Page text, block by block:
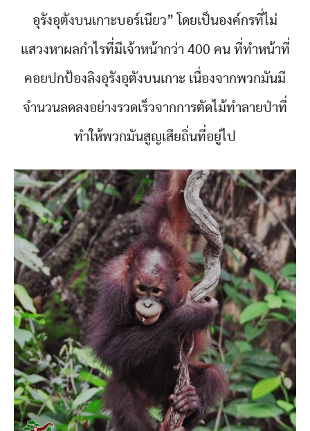
อุรังอุตังบนเกาะบอร์เนียว” โดยเป็นองค์กรที่ไม่
แสวงหาผลกำไรที่มีเจ้าหน้ากว่า 400 คน ที่ทำหน้าที่
คอยปกป้องลิงอุรังอุตังบนเกาะ เนื่องจากพวกมันมี
จำนวนลดลงอย่างรวดเร็วจากการตัดไม้ทำลายป่าที่
ทำให้พวกมันสูญเสียถิ่นที่อยู่ไป